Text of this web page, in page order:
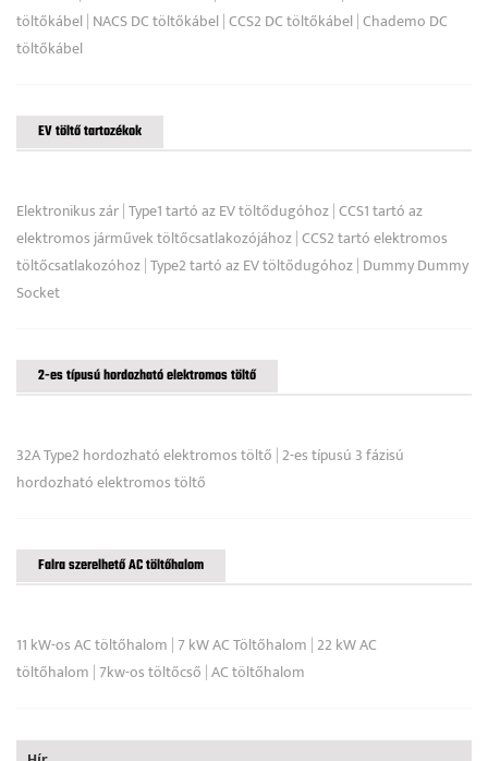
töltőkábel | NACS DC töltőkábel |CCS2 DC töltőkábel |Chademo DC
töltőkábel
EV töltő tartozékok
Elektronikus zár|Type1 tartó az EV töltődugóhoz|CCS1 tartó az
elektromos járművek töltőcsatlakozójához|CCS2 tartó elektromos
töltőcsatlakozóhoz|Type2 tartó az EV töltődugóhoz| Dummy Dummy
Socket
2-es típusú hordozható elektromos töltő
32A Type2 hordozható elektromos töltő |2-es típusú 3 fázisú
hordozható elektromos töltő
Falra szerelhető AC töltőhalom
11 kW-os AC töltőhalom | 7 kW AC Töltőhalom |22 kW AC
töltőhalom | 7kw-os töltőcső |AC töltőhalom